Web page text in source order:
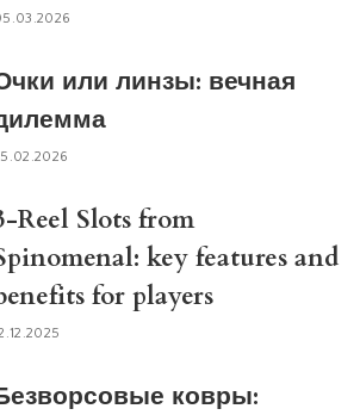
или линзы: вечная
Reel Slots from
key features and
for players
ковры: